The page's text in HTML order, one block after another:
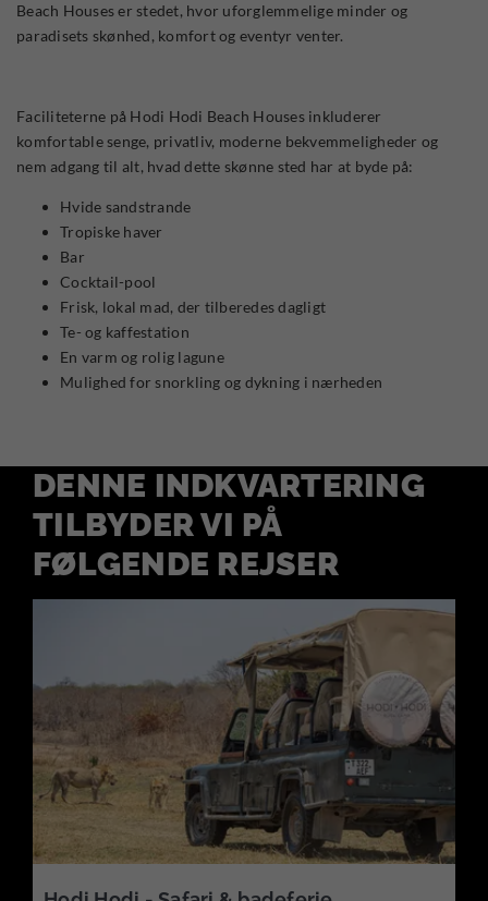
Beach Houses er stedet, hvor uforglemmelige minder og
paradisets skønhed, komfort og eventyr venter.
Faciliteterne på Hodi Hodi Beach Houses inkluderer
komfortable senge, privatliv, moderne bekvemmeligheder og
nem adgang til alt, hvad dette skønne sted har at byde på:
Hvide sandstrande
Tropiske haver
Bar
Cocktail-pool
Frisk, lokal mad, der tilberedes dagligt
Te- og kaffestation
En varm og rolig lagune
Mulighed for snorkling og dykning i nærheden
DENNE INDKVARTERING
TILBYDER VI PÅ
FØLGENDE REJSER